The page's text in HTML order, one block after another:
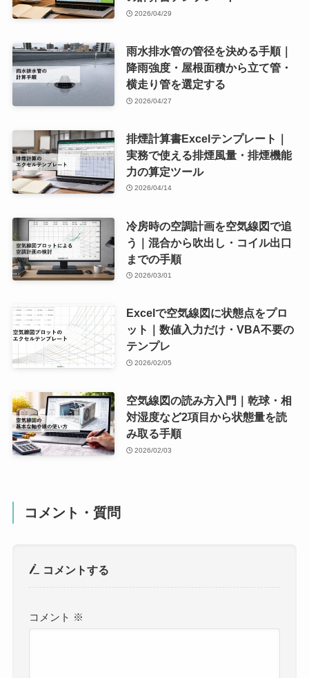
2026/04/29
雨水排水管の管径を決める手順｜
降雨強度・屋根面積から立て管・
横走り管を選定する
2026/04/27
排煙計算書Excelテンプレート｜
実務で使える排煙風量・排煙機能
力の算定ツール
2026/04/14
冷房時の空調計画を空気線図で追
う｜混合から吹出し・コイル出口
までの手順
2026/03/01
Excelで空気線図に状態点をプロ
ット｜数値入力だけ・VBA不要の
テンプレ
2026/02/05
空気線図の読み方入門｜乾球・相
対湿度など2項目から状態量を読
み取る手順
2026/02/03
コメント・質問
コメントする
コメント ※